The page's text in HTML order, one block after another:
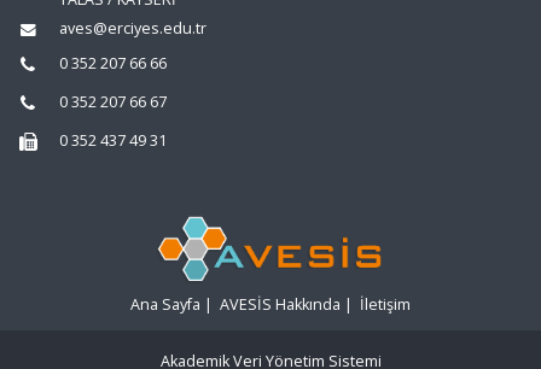
aves@erciyes.edu.tr
0 352 207 66 66
0 352 207 66 67
0 352 437 49 31
Ana Sayfa | AVESİS Hakkında | İletişim
Akademik Veri Yönetim Sistemi